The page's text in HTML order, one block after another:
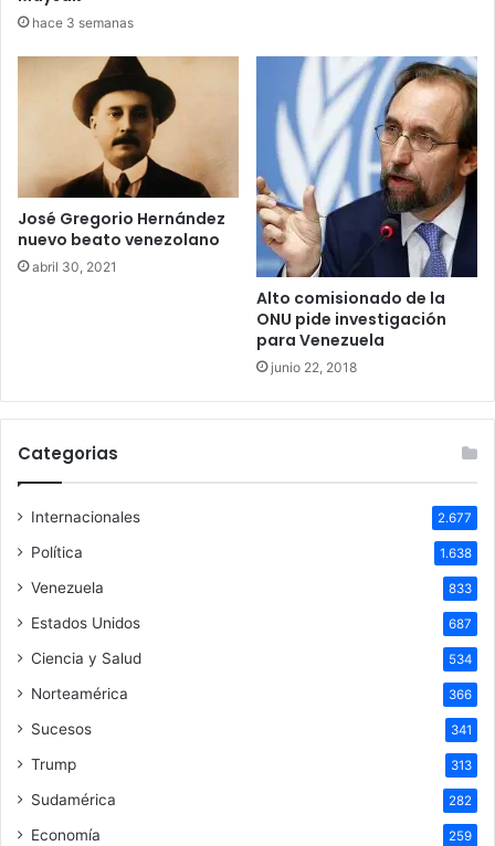
hace 3 semanas
José Gregorio Hernández
nuevo beato venezolano
abril 30, 2021
Alto comisionado de la
ONU pide investigación
para Venezuela
junio 22, 2018
Categorias
Internacionales 2.677
Política 1.638
Venezuela 833
Estados Unidos 687
Ciencia y Salud 534
Norteamérica 366
Sucesos 341
Trump 313
Sudamérica 282
Economía 259